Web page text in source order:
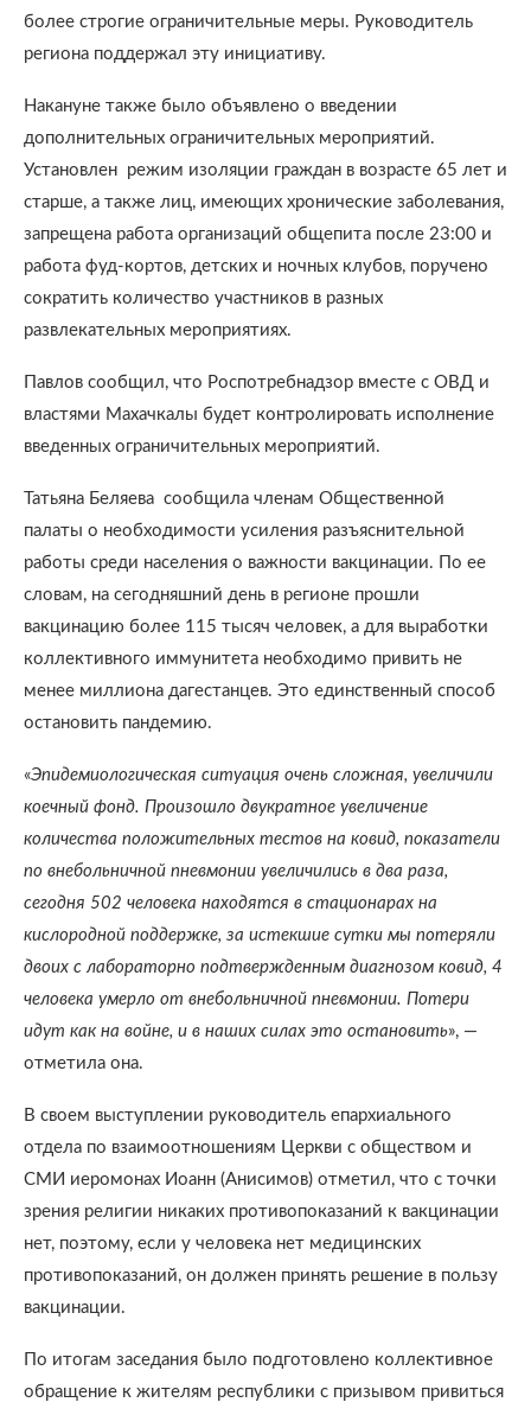
более строгие ограничительные меры. Руководитель
региона поддержал эту инициативу.
Накануне также было объявлено о введении
дополнительных ограничительных мероприятий.
Установлен режим изоляции граждан в возрасте 65 лет и
старше, а также лиц, имеющих хронические заболевания,
запрещена работа организаций общепита после 23:00 и
работа фуд-кортов, детских и ночных клубов, поручено
сократить количество участников в разных
развлекательных мероприятиях.
Павлов сообщил, что Роспотребнадзор вместе с ОВД и
властями Махачкалы будет контролировать исполнение
введенных ограничительных мероприятий.
Татьяна Беляева сообщила членам Общественной
палаты о необходимости усиления разъяснительной
работы среди населения о важности вакцинации. По ее
словам, на сегодняшний день в регионе прошли
вакцинацию более 115 тысяч человек, а для выработки
коллективного иммунитета необходимо привить не
менее миллиона дагестанцев. Это единственный способ
остановить пандемию.
«Эпидемиологическая ситуация очень сложная, увеличили
коечный фонд. Произошло двукратное увеличение
количества положительных тестов на ковид, показатели
по внебольничной пневмонии увеличились в два раза,
сегодня 502 человека находятся в стационарах на
кислородной поддержке, за истекшие сутки мы потеряли
двоих с лабораторно подтвержденным диагнозом ковид, 4
человека умерло от внебольничной пневмонии. Потери
идут как на войне, и в наших силах это остановить», —
отметила она.
В своем выступлении руководитель епархиального
отдела по взаимоотношениям Церкви с обществом и
СМИ иеромонах Иоанн (Анисимов) отметил, что с точки
зрения религии никаких противопоказаний к вакцинации
нет, поэтому, если у человека нет медицинских
противопоказаний, он должен принять решение в пользу
вакцинации.
По итогам заседания было подготовлено коллективное
обращение к жителям республики с призывом привиться